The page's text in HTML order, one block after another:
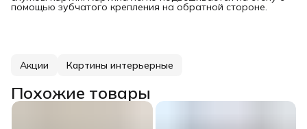
помощью зубчатого крепления на обратной стороне.
Акции Картины интерьерные
Похожие товары